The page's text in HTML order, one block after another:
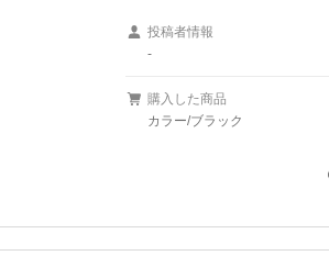
投稿者情報
-
購入した商品
カラー/ブラック